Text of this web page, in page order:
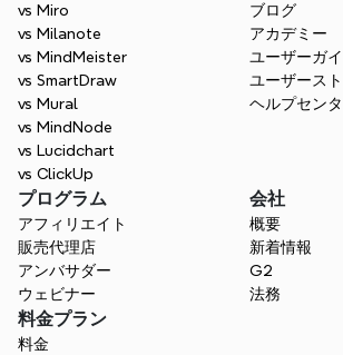
vs Miro
vs Milanote
vs MindMeister
vs SmartDraw
vs Mural
vs MindNode
vs Lucidchart
vs ClickUp
ブログ
アカデミー
ユーザーガ
ユーザース
ヘルプセン
プログラム
アフィリエイト
販売代理店
アンバサダー
ウェビナー
会社
概要
新着情報
G2
法務
料金プラン
料金